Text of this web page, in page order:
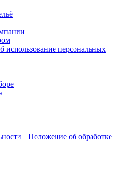
использование персональных
Положение об обработке